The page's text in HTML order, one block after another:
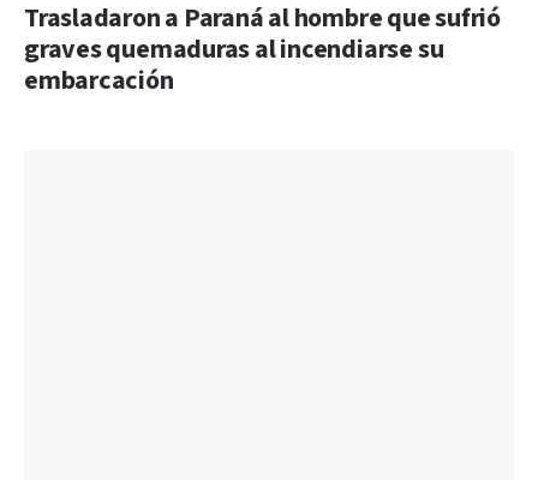
Trasladaron a Paraná al hombre que sufrió
graves quemaduras al incendiarse su
embarcación